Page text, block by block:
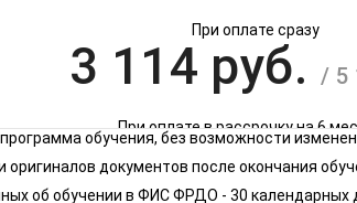
При оплате сразу
3 114 руб. / 5
При оплате в рассрочку на 6
1 557 руб./ 2
обучения, без возможности
оригиналов документов после окончания
об обучении в ФИС ФРДО - 30